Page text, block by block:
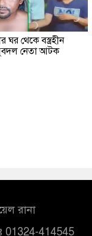
ঘর থেকে বস্ত্রহীন
নেতা আটক
রানা
01324-414545